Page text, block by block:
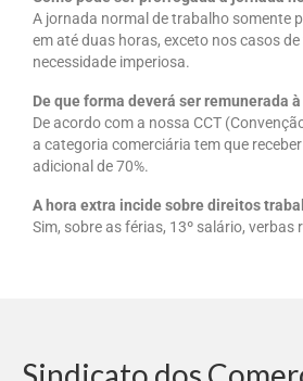
Esporte e Cultura
Jurídico
Saúde do Trabalhador
Formação Política
Mulheres Trabalhadoras
A jornada normal de trabalho somente
em até duas horas, exceto nos casos
necessidade imperiosa.
De que forma deverá ser remunerada
De acordo com a nossa CCT
a categoria comerciária tem que
adicional de 70%.
A hora extra incide sobre direitos
Sim, sobre as férias, 13º salário, verbas